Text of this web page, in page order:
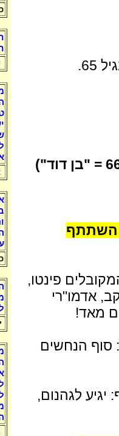
בשנת 65 לישראל, ובשנת 66 לישראל (66 = "בן דוד")
השתתף
פינטו,
אדמו"רי
מאד!
סוף הנחשים
יגיע לגהנום,